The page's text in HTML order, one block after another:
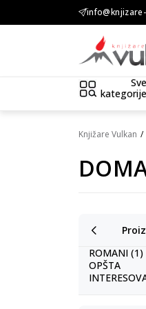
KOLIČINSKI POPUST ::: Dodatnih
Sve
kategorije
Knjižare Vulkan
ROMANI (1)
OPŠTA